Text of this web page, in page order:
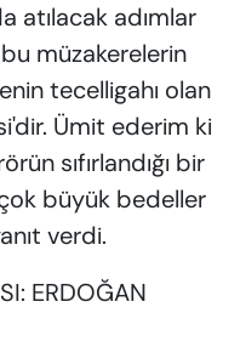
atılacak adımlar
müzakerelerin
tecelligahı olan
Ümit ederim ki
sıfırlandığı bir
büyük bedeller
verdi.
ERDOĞAN